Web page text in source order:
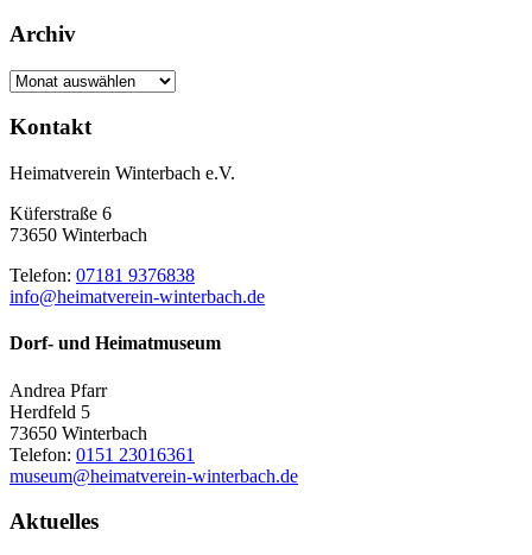
Archiv
Archiv
Kontakt
Heimatverein Winterbach e.V.
Küferstraße 6
73650 Winterbach
Telefon: 07181 9376838
info@heimatverein-winterbach.de
Dorf- und Heimatmuseum
Andrea Pfarr
Herdfeld 5
73650 Winterbach
Telefon: 0151 23016361
museum@heimatverein-winterbach.de
Aktuelles